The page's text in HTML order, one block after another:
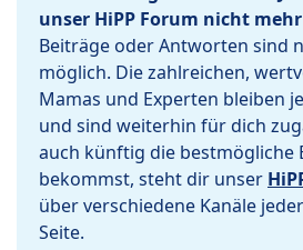
unser HiPP Forum nicht
Beiträge oder Antworten sind
möglich. Die zahlreichen,
Mamas und Experten bleiben
und sind weiterhin für dich
auch künftig die bestmögliche
bekommst, steht dir unser
über verschiedene Kanäle
Seite.